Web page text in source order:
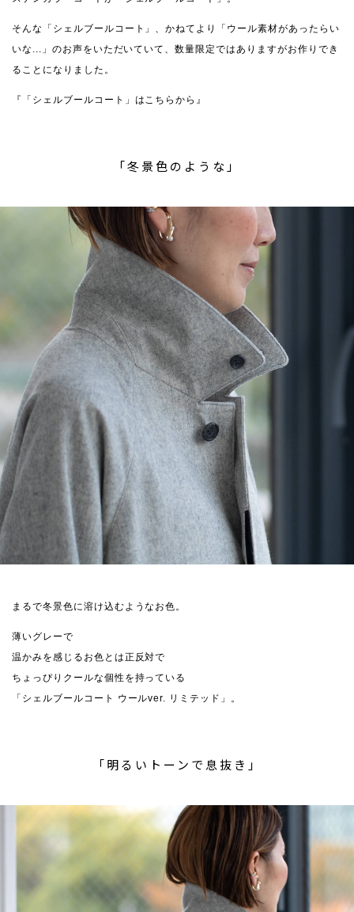
そんな「シェルブールコート」、かねてより「ウール素材があったらい
いな...」のお声をいただいていて、数量限定ではありますがお作りでき
ることになりました。
『「シェルブールコート」はこちらから』
「冬景色のような」
まるで冬景色に溶け込むようなお色。
薄いグレーで
温かみを感じるお色とは正反対で
ちょっぴりクールな個性を持っている
「シェルブールコート ウールver. リミテッド」。
「明るいトーンで息抜き」